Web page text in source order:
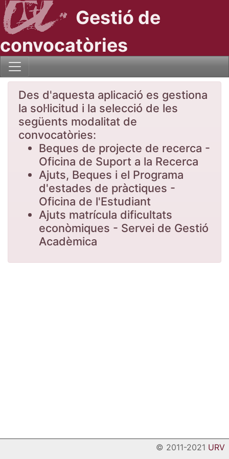
Gestió de
convocatòries
Des d'aquesta aplicació es gestiona
la sol·licitud i la selecció de les
següents modalitat de
convocatòries:
Beques de projecte de recerca -
Oficina de Suport a la Recerca
Ajuts, Beques i el Programa
d'estades de pràctiques -
Oficina de l'Estudiant
Ajuts matrícula dificultats
econòmiques - Servei de Gestió
Acadèmica
© 2011-2021 URV